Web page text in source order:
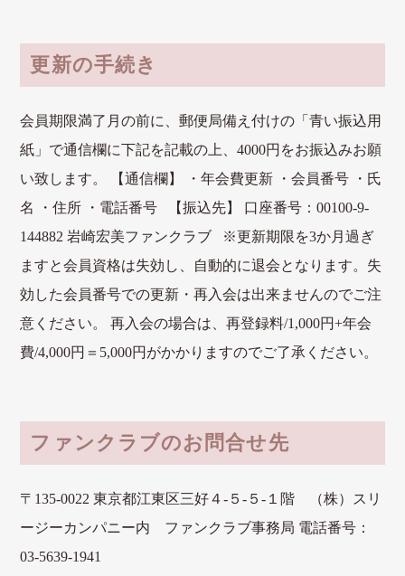
更新の手続き
会員期限満了月の前に、郵便局備え付けの「青い振込用
紙」で通信欄に下記を記載の上、4000円をお振込みお願
い致します。 【通信欄】 ・年会費更新 ・会員番号 ・氏
名 ・住所 ・電話番号 【振込先】 口座番号：00100-9-
144882 岩崎宏美ファンクラブ ※更新期限を3か月過ぎ
ますと会員資格は失効し、自動的に退会となります。失
効した会員番号での更新・再入会は出来ませんのでご注
意ください。 再入会の場合は、再登録料/1,000円+年会
費/4,000円＝5,000円がかかりますのでご了承ください。
ファンクラブのお問合せ先
〒135-0022 東京都江東区三好４-５-５-１階 （株）スリ
ージーカンパニー内 ファンクラブ事務局 電話番号：
03-5639-1941